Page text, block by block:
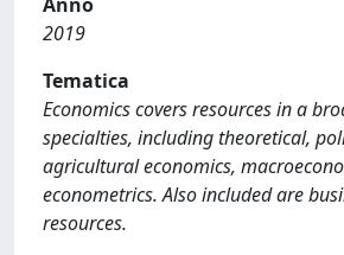
2019
Tematica
Economics covers resources in a
specialties, including theoretical,
agricultural economics,
econometrics. Also included are
resources.